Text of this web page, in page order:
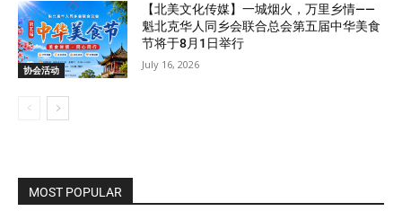
协会活动
【北美文化传媒】一城烟火，万里乡情——
魁北克华人同乡会联合总会第五届中华美食
节将于8月1日举行
July 16, 2026
MOST POPULAR